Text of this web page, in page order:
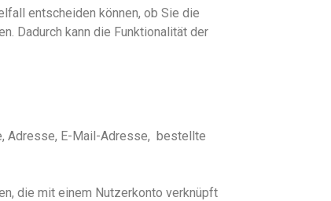
entscheiden können, ob Sie die
Dadurch kann die Funktionalität der
Adresse, E-Mail-Adresse, bestellte
die mit einem Nutzerkonto verknüpft